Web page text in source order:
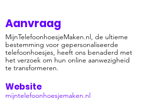
Aanvraag
MijnTelefoonhoesjeMaken.nl, de ultieme
bestemming voor gepersonaliseerde
telefoonhoesjes, heeft ons benaderd met
het verzoek om hun online aanwezigheid
te transformeren.
Website
mijntelefoonhoesjemaken.nl